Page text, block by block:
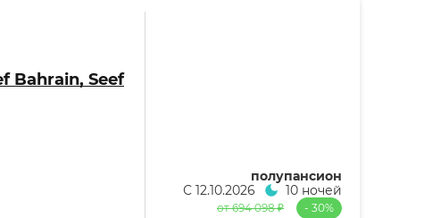
Bahrain, Seef
полупансион
С 12.10.2026 10 ночей
от 694 098 ₽ - 30%